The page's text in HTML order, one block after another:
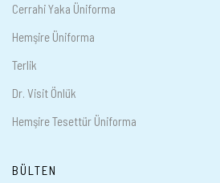
Cerrahi Yaka Üniforma
Hemşire Üniforma
Terlik
Dr. Visit Önlük
Hemşire Tesettür Üniforma
BÜLTEN